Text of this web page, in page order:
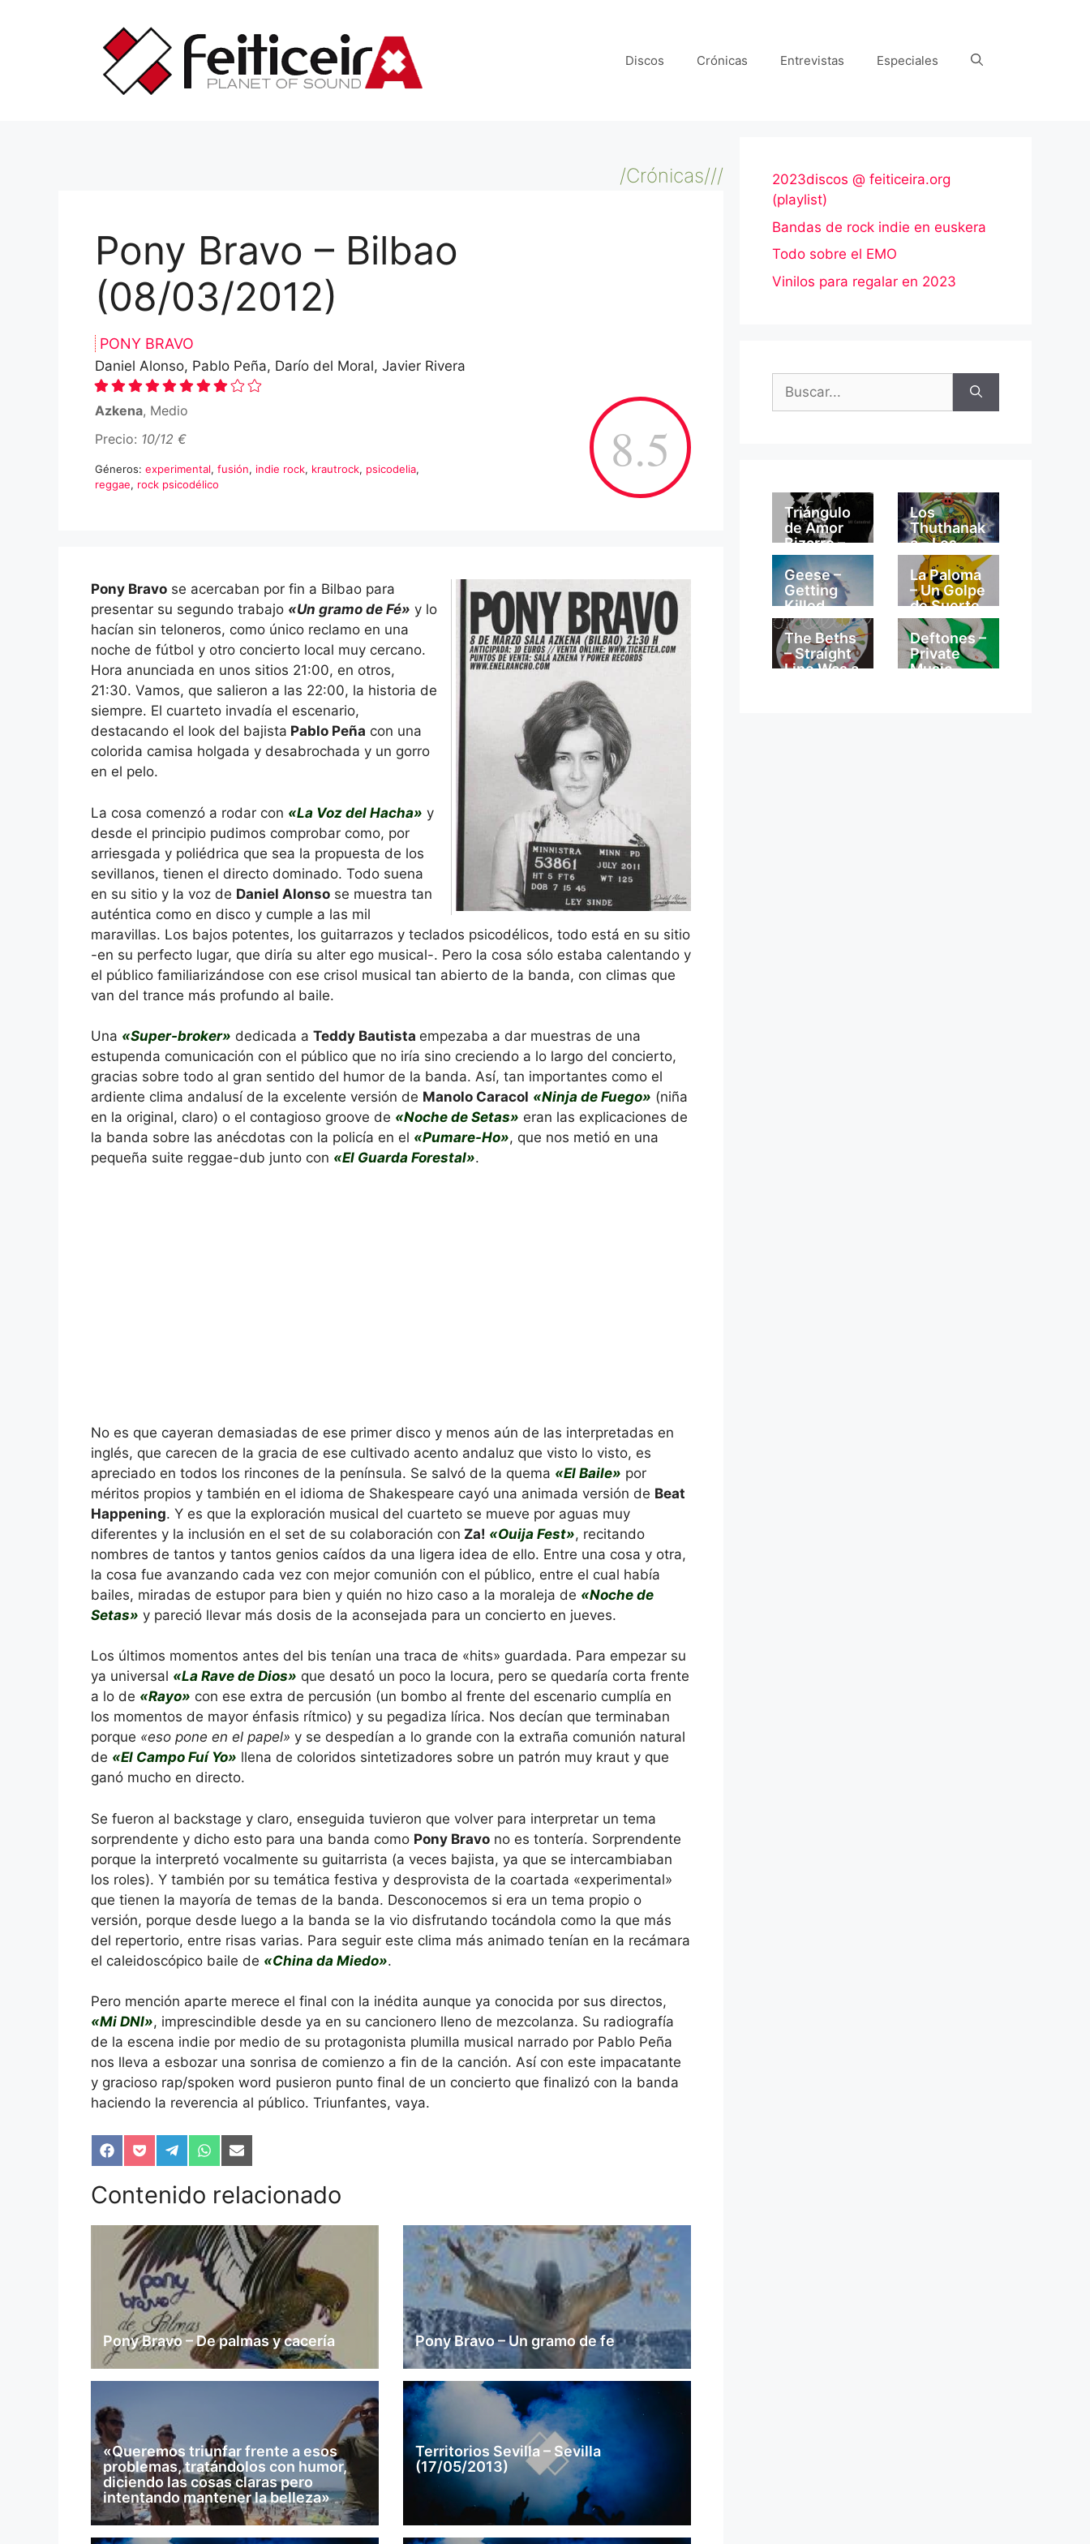
Discos Crónicas Entrevistas Especiales
/Crónicas///
Pony Bravo – Bilbao
(08/03/2012)
PONY BRAVO
Daniel Alonso, Pablo Peña, Darío del Moral, Javier Rivera
8.5
Azkena, Medio
Precio: 10/12 €
Géneros: experimental, fusión, indie rock, krautrock, psicodelia,
reggae, rock psicodélico
Pony Bravo se acercaban por fin a Bilbao para
presentar su segundo trabajo «Un gramo de Fé» y lo
hacían sin teloneros, como único reclamo en una
noche de fútbol y otro concierto local muy cercano.
Hora anunciada en unos sitios 21:00, en otros,
21:30. Vamos, que salieron a las 22:00, la historia de
siempre. El cuarteto invadía el escenario,
destacando el look del bajista Pablo Peña con una
colorida camisa holgada y desabrochada y un gorro
en el pelo.
La cosa comenzó a rodar con «La Voz del Hacha» y
desde el principio pudimos comprobar como, por
arriesgada y poliédrica que sea la propuesta de los
sevillanos, tienen el directo dominado. Todo suena
en su sitio y la voz de Daniel Alonso se muestra tan
auténtica como en disco y cumple a las mil
maravillas. Los bajos potentes, los guitarrazos y teclados psicodélicos, todo está en su sitio
-en su perfecto lugar, que diría su alter ego musical-. Pero la cosa sólo estaba calentando y
el público familiarizándose con ese crisol musical tan abierto de la banda, con climas que
van del trance más profundo al baile.
Una «Super-broker» dedicada a Teddy Bautista empezaba a dar muestras de una
estupenda comunicación con el público que no iría sino creciendo a lo largo del concierto,
gracias sobre todo al gran sentido del humor de la banda. Así, tan importantes como el
ardiente clima andalusí de la excelente versión de Manolo Caracol «Ninja de Fuego» (niña
en la original, claro) o el contagioso groove de «Noche de Setas» eran las explicaciones de
la banda sobre las anécdotas con la policía en el «Pumare-Ho», que nos metió en una
pequeña suite reggae-dub junto con «El Guarda Forestal».
No es que cayeran demasiadas de ese primer disco y menos aún de las interpretadas en
inglés, que carecen de la gracia de ese cultivado acento andaluz que visto lo visto, es
apreciado en todos los rincones de la península. Se salvó de la quema «El Baile» por
méritos propios y también en el idioma de Shakespeare cayó una animada versión de Beat
Happening. Y es que la exploración musical del cuarteto se mueve por aguas muy
diferentes y la inclusión en el set de su colaboración con Za! «Ouija Fest», recitando
nombres de tantos y tantos genios caídos da una ligera idea de ello. Entre una cosa y otra,
la cosa fue avanzando cada vez con mejor comunión con el público, entre el cual había
bailes, miradas de estupor para bien y quién no hizo caso a la moraleja de «Noche de
Setas» y pareció llevar más dosis de la aconsejada para un concierto en jueves.
Los últimos momentos antes del bis tenían una traca de «hits» guardada. Para empezar su
ya universal «La Rave de Dios» que desató un poco la locura, pero se quedaría corta frente
a lo de «Rayo» con ese extra de percusión (un bombo al frente del escenario cumplía en
los momentos de mayor énfasis rítmico) y su pegadiza lírica. Nos decían que terminaban
porque «eso pone en el papel» y se despedían a lo grande con la extraña comunión natural
de «El Campo Fuí Yo» llena de coloridos sintetizadores sobre un patrón muy kraut y que
ganó mucho en directo.
Se fueron al backstage y claro, enseguida tuvieron que volver para interpretar un tema
sorprendente y dicho esto para una banda como Pony Bravo no es tontería. Sorprendente
porque la interpretó vocalmente su guitarrista (a veces bajista, ya que se intercambiaban
los roles). Y también por su temática festiva y desprovista de la coartada «experimental»
que tienen la mayoría de temas de la banda. Desconocemos si era un tema propio o
versión, porque desde luego a la banda se la vio disfrutando tocándola como la que más
del repertorio, entre risas varias. Para seguir este clima más animado tenían en la recámara
el caleidoscópico baile de «China da Miedo».
Pero mención aparte merece el final con la inédita aunque ya conocida por sus directos,
«Mi DNI», imprescindible desde ya en su cancionero lleno de mezcolanza. Su radiografía
de la escena indie por medio de su protagonista plumilla musical narrado por Pablo Peña
nos lleva a esbozar una sonrisa de comienzo a fin de la canción. Así con este impacatante
y gracioso rap/spoken word pusieron punto final de un concierto que finalizó con la banda
haciendo la reverencia al público. Triunfantes, vaya.
Compartir
en
Facebook
Compartir
en
Pocket
Compartir
en
Telegram
Compartir
en
WhatsApp
Compartir
en
Email
Contenido relacionado
Pony Bravo – De palmas y cacería Pony Bravo – Un gramo de fe
«Queremos triunfar frente a esos
problemas, tratándolos con humor,
diciendo las cosas claras pero
intentando mantener la belleza»
Territorios Sevilla – Sevilla
(17/05/2013)
2023discos @ feiticeira.org
(playlist)
Bandas de rock indie en euskera
Todo sobre el EMO
Vinilos para regalar en 2023
Triángulo
de Amor
Bizarro –
Mi
Catedral
Los
Thuthanak
a – Los
Thuthanak
a
Geese –
Getting
Killed
La Paloma
– Un Golpe
de Suerte
The Beths
– Straight
Line Was a
Deftones –
Private
Music